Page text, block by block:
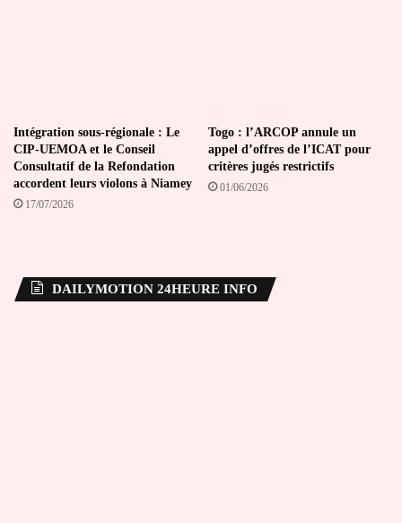
Intégration sous-régionale : Le
CIP-UEMOA et le Conseil
Consultatif de la Refondation
accordent leurs violons à Niamey
17/07/2026
Togo : l’ARCOP annule un
appel d’offres de l’ICAT pour
critères jugés restrictifs
01/06/2026
DAILYMOTION 24HEURE INFO